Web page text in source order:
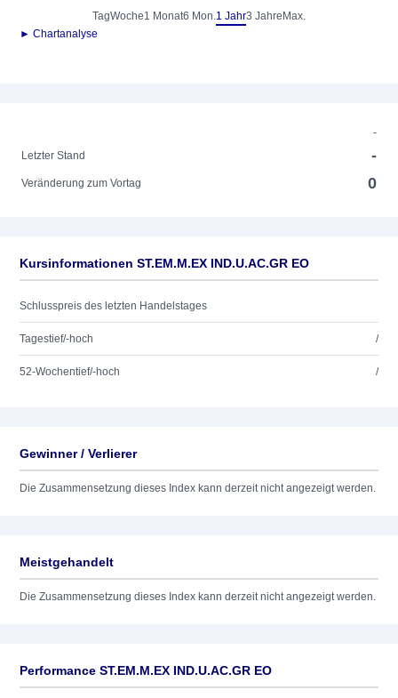
TagWoche1 Monat6 Mon.1 Jahr3 Jahre Max.
► Chartanalyse
-
Letzter Stand
-
Veränderung zum Vortag 0
Kursinformationen ST.EM.M.EX IND.U.AC.GR EO
Schlusspreis des letzten Handelstages
Tagestief/-hoch /
52-Wochentief/-hoch /
Gewinner / Verlierer
Die Zusammensetzung dieses Index kann derzeit nicht angezeigt werden.
Meistgehandelt
Die Zusammensetzung dieses Index kann derzeit nicht angezeigt werden.
Performance ST.EM.M.EX IND.U.AC.GR EO